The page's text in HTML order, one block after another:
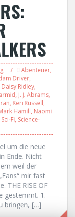
Abenteuer,
Driver,
Daisy Ridley,
, J. J. Abrams,
, Keri Russell,
Hamill, Naomi
Sci-Fi, Science-
um die neue
Ende. Nicht
weil der
mir fast
THE RISE OF
gestemmt. 1.
bringen, […]